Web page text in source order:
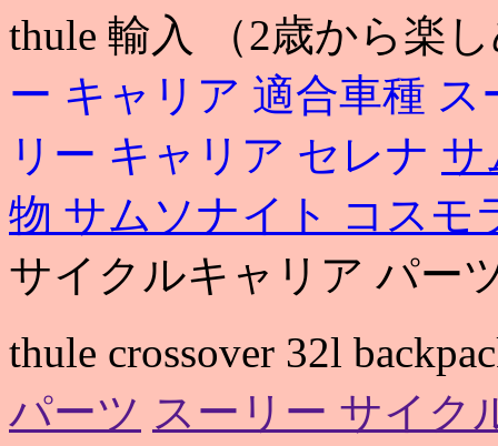
thule 輸入 （2歳から楽
ー キャリア 適合車種 ス
リー キャリア セレナ サ
物 サムソナイト コスモ
サイクルキャリア パー
thule crossover 32l
パーツ スーリー サイク